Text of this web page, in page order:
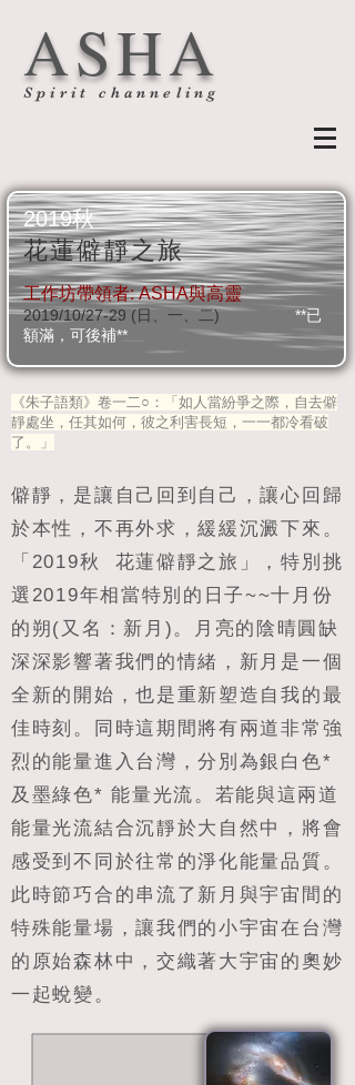
Spirit channeling
ASHA
2019秋
花蓮僻靜之旅
工作坊帶領者: ASHA與高靈
2019/10/27-29 (日、一、二)
**已
額滿，可後補**
《朱子語類》卷一二○：「如人當紛爭之際，自去僻
靜處坐，任其如何，彼之利害長短，一一都冷看破
了。」
僻靜，是讓自己回到自己，讓心回歸
於本性，不再外求，緩緩沉澱下來。
「2019秋 花蓮僻靜之旅」，特別挑
選2019年相當特別的日子~~十月份
的朔(又名：新月)。月亮的陰晴圓缺
深深影響著我們的情緒，新月是一個
全新的開始，也是重新塑造自我的最
佳時刻。同時這期間將有兩道非常強
烈的能量進入台灣，分別為銀白色*
及墨綠色* 能量光流。若能與這兩道
能量光流結合沉靜於大自然中，將會
感受到不同於往常的淨化能量品質。
此時節巧合的串流了新月與宇宙間的
特殊能量場，讓我們的小宇宙在台灣
的原始森林中，交織著大宇宙的奧妙
一起蛻變。